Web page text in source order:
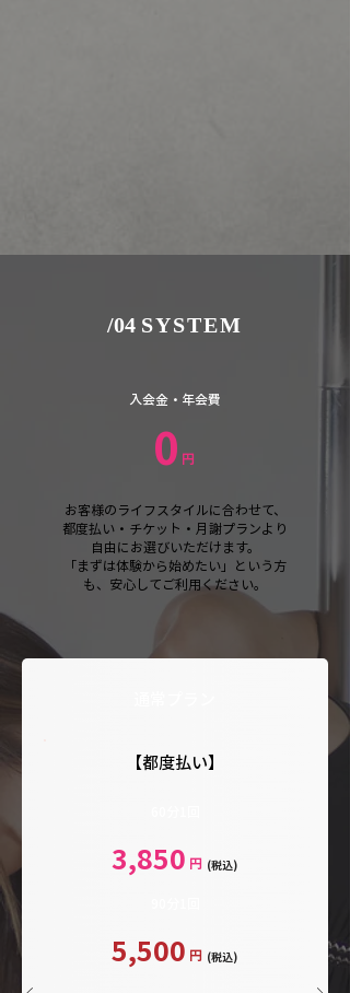
/04 SYSTEM
入会金・年会費
0 円
お客様のライフスタイルに合わせて、
都度払い・チケット・月謝プランより
自由にお選びいただけます。
「まずは体験から始めたい」という方
も、安心してご利用ください。
【都度払い】
3,850 円 (税込)
5,500 円 (税込)